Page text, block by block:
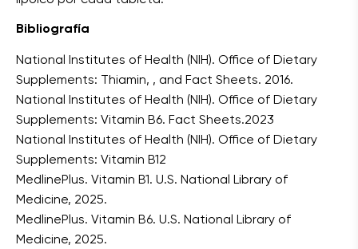
Bibliografía
National Institutes of Health (NIH). Office of Dietary
Supplements: Thiamin, , and Fact Sheets. 2016.
National Institutes of Health (NIH). Office of Dietary
Supplements: Vitamin B6. Fact Sheets.2023
National Institutes of Health (NIH). Office of Dietary
Supplements: Vitamin B12
MedlinePlus. Vitamin B1. U.S. National Library of
Medicine, 2025.
MedlinePlus. Vitamin B6. U.S. National Library of
Medicine, 2025.